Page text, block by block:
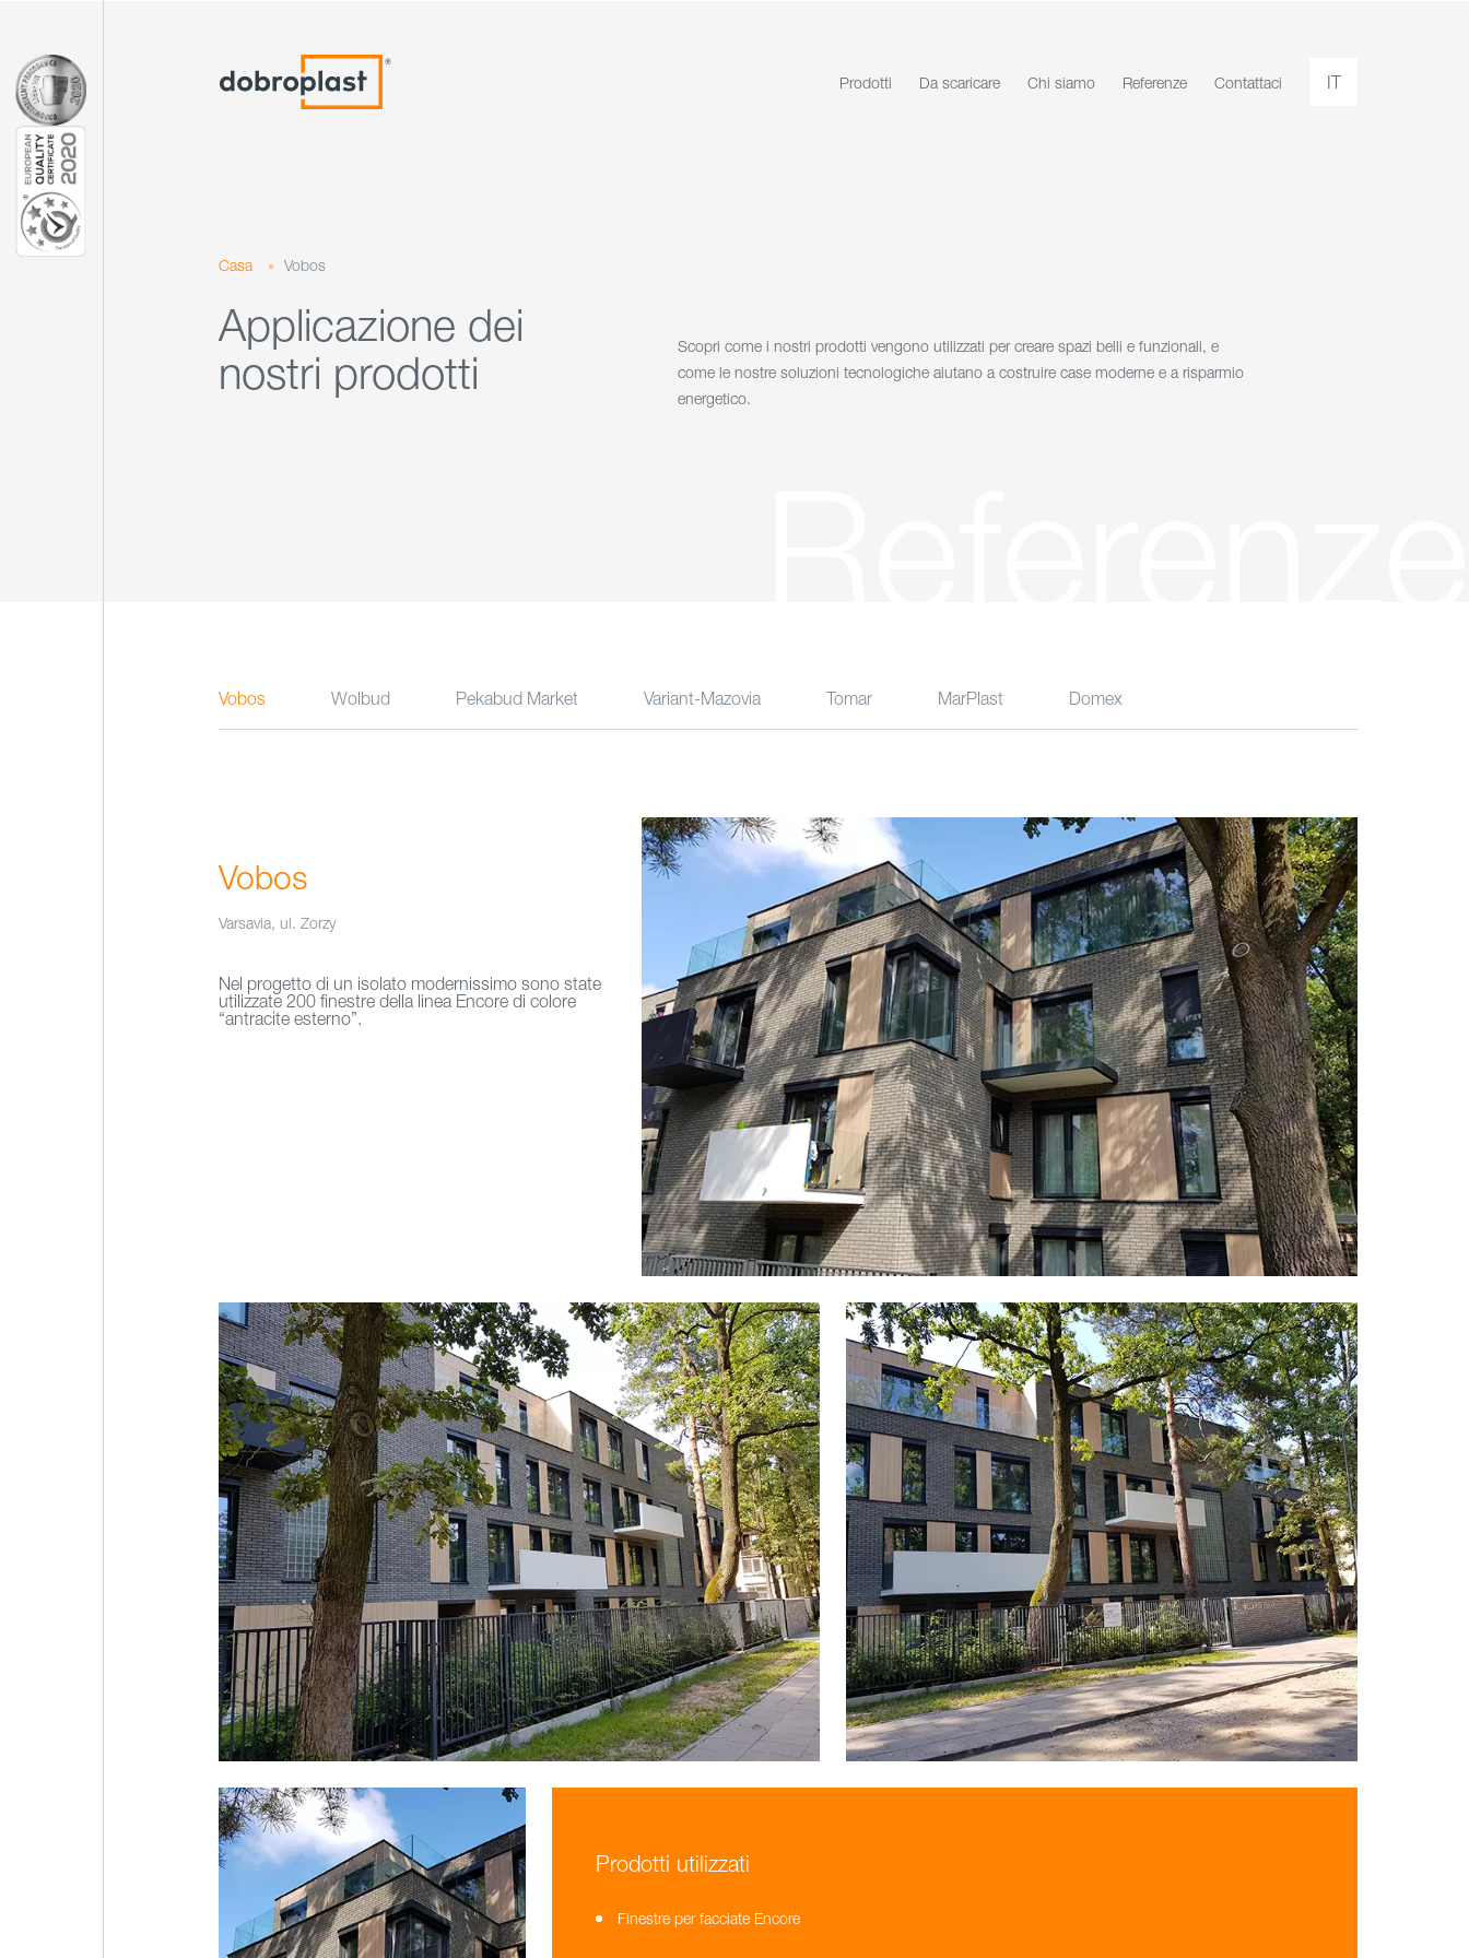
Prodotti Da scaricare Chi siamo Referenze Contattaci IT
Casa » Vobos
Applicazione dei
nostri prodotti
Scopri come i nostri prodotti vengono utilizzati per creare spazi belli e funzionali, e
come le nostre soluzioni tecnologiche aiutano a costruire case moderne e a risparmio
energetico.
Vobos Wolbud Pekabud Market Variant-Mazovia Tomar MarPlast Domex
Vobos
Varsavia, ul. Zorzy
Nel progetto di un isolato modernissimo sono state
utilizzate 200 finestre della linea Encore di colore
“antracite esterno”.
Prodotti utilizzati
Finestre per facciate Encore